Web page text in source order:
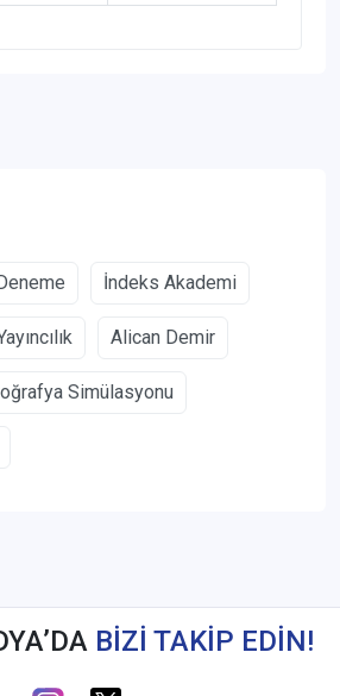
İndeks Akademi
Alican Demir
Simülasyonu
BİZİ TAKİP EDİN!